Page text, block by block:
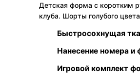
Детская форма с коротким
клуба. Шорты голубого
Быстросохнущая
Нанесение номера
Игровой комплект